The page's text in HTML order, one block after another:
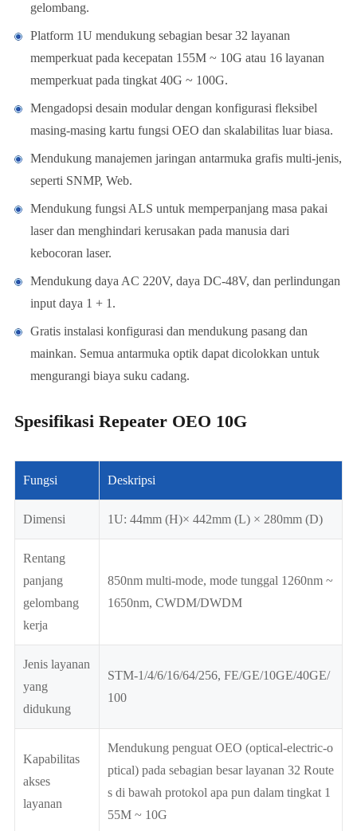
gelombang.
Platform 1U mendukung sebagian besar 32 layanan
memperkuat pada kecepatan 155M ~ 10G atau 16 layanan
memperkuat pada tingkat 40G ~ 100G.
Mengadopsi desain modular dengan konfigurasi fleksibel
masing-masing kartu fungsi OEO dan skalabilitas luar biasa.
Mendukung manajemen jaringan antarmuka grafis multi-jenis,
seperti SNMP, Web.
Mendukung fungsi ALS untuk memperpanjang masa pakai
laser dan menghindari kerusakan pada manusia dari
kebocoran laser.
Mendukung daya AC 220V, daya DC-48V, dan perlindungan
input daya 1 + 1.
Gratis instalasi konfigurasi dan mendukung pasang dan
mainkan. Semua antarmuka optik dapat dicolokkan untuk
mengurangi biaya suku cadang.
Spesifikasi Repeater OEO 10G
Fungsi Deskripsi
Dimensi 1U: 44mm (H)× 442mm (L) × 280mm (D)
Rentang
panjang
gelombang
kerja
850nm multi-mode, mode tunggal 1260nm ~
1650nm, CWDM/DWDM
Jenis layanan
yang
didukung
STM-1/4/6/16/64/256, FE/GE/10GE/40GE/
100
Kapabilitas
akses
layanan
Mendukung penguat OEO (optical-electric-o
ptical) pada sebagian besar layanan 32 Route
s di bawah protokol apa pun dalam tingkat 1
55M ~ 10G